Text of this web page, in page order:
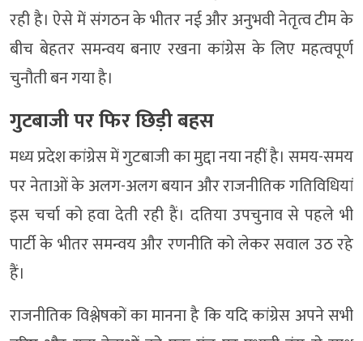
रही है। ऐसे में संगठन के भीतर नई और अनुभवी नेतृत्व टीम के
बीच बेहतर समन्वय बनाए रखना कांग्रेस के लिए महत्वपूर्ण
चुनौती बन गया है।
गुटबाजी पर फिर छिड़ी बहस
मध्य प्रदेश कांग्रेस में गुटबाजी का मुद्दा नया नहीं है। समय-समय
पर नेताओं के अलग-अलग बयान और राजनीतिक गतिविधियां
इस चर्चा को हवा देती रही हैं। दतिया उपचुनाव से पहले भी
पार्टी के भीतर समन्वय और रणनीति को लेकर सवाल उठ रहे
हैं।
राजनीतिक विश्लेषकों का मानना है कि यदि कांग्रेस अपने सभी